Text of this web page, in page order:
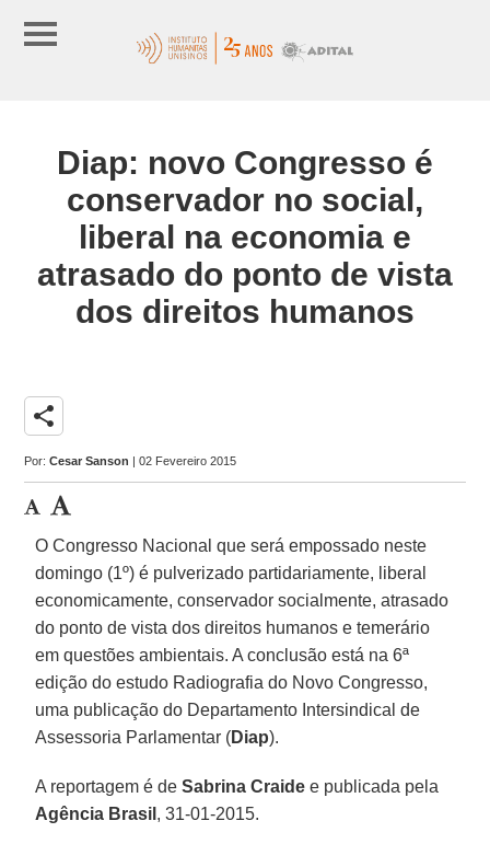
Diap: novo Congresso é
conservador no social,
liberal na economia e
atrasado do ponto de vista
dos direitos humanos
share
Por:Cesar Sanson | 02 Fevereiro 2015
O Congresso Nacional que será empossado neste
domingo (1º) é pulverizado partidariamente, liberal
economicamente, conservador socialmente, atrasado
do ponto de vista dos direitos humanos e temerário
em questões ambientais. A conclusão está na 6ª
edição do estudo Radiografia do Novo Congresso,
uma publicação do Departamento Intersindical de
Assessoria Parlamentar (Diap).
A reportagem é deSabrina Craide e publicada pela
Agência Brasil , 31-01-2015.